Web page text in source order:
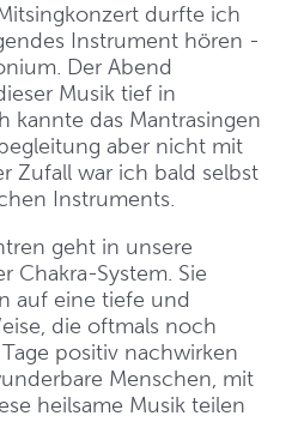
durfte ich
Instrument hören -
Der Abend
Musik tief in
kannte das Mantrasingen
aber nicht mit
Zufall war ich bald selbst
Instruments.
geht in unsere
Chakra-System. Sie
auf eine tiefe und
die oftmals noch
positiv nachwirken
Menschen, mit
heilsame Musik teilen